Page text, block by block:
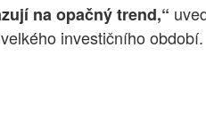
na opačný trend,“
investičního období.